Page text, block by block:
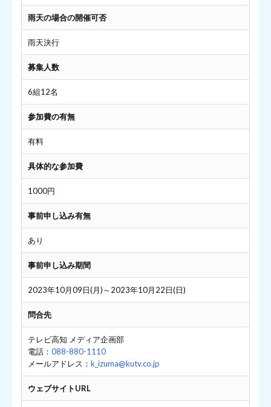
雨天の場合の開催可否
雨天決行
募集人数
6組12名
参加費の有無
有料
具体的な参加費
1000円
事前申し込み有無
あり
事前申し込み期間
2023年10月09日(月)～2023年10月22日(日)
問合先
テレビ高知 メディア企画部
電話： 088-880-1110
メールアドレス： k_izuma@kutv.co.jp
ウェブサイトURL